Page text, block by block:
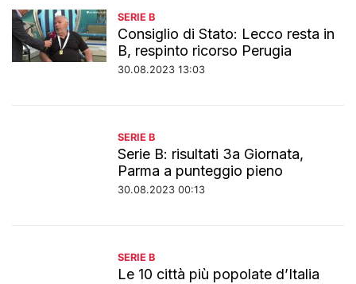
SERIE B
Consiglio di Stato: Lecco resta in
B, respinto ricorso Perugia
30.08.2023 13:03
SERIE B
Serie B: risultati 3a Giornata,
Parma a punteggio pieno
30.08.2023 00:13
SERIE B
Le 10 città più popolate d’Italia